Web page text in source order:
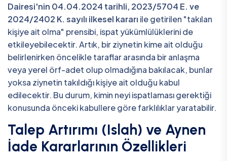
Dairesi'nin 04.04.2024 tarihli, 2023/5704 E. ve
2024/2402 K. sayılı ilkesel kararı ile getirilen "takılan
kişiye ait olma" prensibi, ispat yükümlülüklerini de
etkileyebilecektir. Artık, bir ziynetin kime ait olduğu
belirlenirken öncelikle taraflar arasında bir anlaşma
veya yerel örf-adet olup olmadığına bakılacak, bunlar
yoksa ziynetin takıldığı kişiye ait olduğu kabul
edilecektir. Bu durum, kimin neyi ispatlaması gerektiği
konusunda önceki kabullere göre farklılıklar yaratabilir.
Talep Artırımı (Islah) ve Aynen
İade Kararlarının Özellikleri